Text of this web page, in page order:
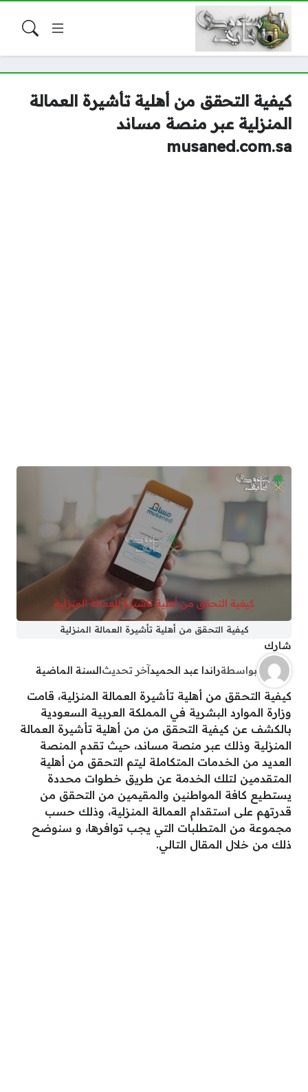
كيفية التحقق من أهلية تأشيرة العمالة
المنزلية عبر منصة مساند
musaned.com.sa
كيفية التحقق من أهلية تأشيرة العمالة المنزلية
شارك
بواسطةراندا عبد الحميدآخر تحديثالسنة الماضية
كيفية التحقق من أهلية تأشيرة العمالة المنزلية، قامت
وزارة الموارد البشرية في المملكة العربية السعودية
بالكشف عن كيفية التحقق من من أهلية تأشيرة العمالة
المنزلية وذلك عبر منصة مساند، حيث تقدم المنصة
العديد من الخدمات المتكاملة ليتم التحقق من أهلية
المتقدمين لتلك الخدمة عن طريق خطوات محددة
يستطيع كافة المواطنين والمقيمين من التحقق من
قدرتهم على استقدام العمالة المنزلية، وذلك حسب
مجموعة من المتطلبات التي يجب توافرها، و سنوضح
ذلك من خلال المقال التالي.